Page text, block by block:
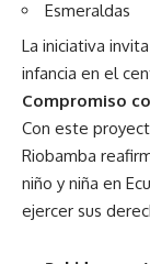
Esmeraldas
La iniciativa
infancia en el
Compromiso
Con este
Riobamba
niño y niña en
ejercer sus